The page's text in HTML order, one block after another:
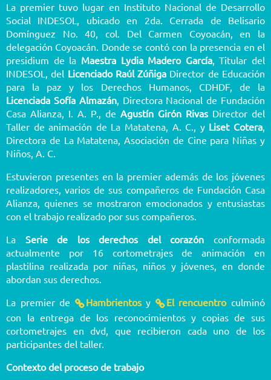
La premier tuvo lugar en Instituto Nacional de Desarrollo
Social INDESOL, ubicado en 2da. Cerrada de Belisario
Domínguez No. 40, col. Del Carmen Coyoacán, en la
delegación Coyoacán. Donde se contó con la presencia en el
presidium de la Maestra Lydia Madero García, Titular del
INDESOL, del Licenciado Raúl Zúñiga Director de Educación
para la paz y los Derechos Humanos, CDHDF, de la
Licenciada Sofía Almazán, Directora Nacional de Fundación
Casa Alianza, I. A. P., de Agustín Girón RivasDirector del
Taller de animación de La Matatena, A. C., y Liset Cotera,
Directora de La Matatena, Asociación de Cine para Niñas y
Niños, A. C.
Estuvieron presentes en la premier además de los jóvenes
realizadores, varios de sus compañeros de Fundación Casa
Alianza, quienes se mostraron emocionados y entusiastas
con el trabajo realizado por sus compañeros.
La Serie de los derechos del corazón conformada
actualmente por 16 cortometrajes de animación en
plastilina realizada por niñas, niños y jóvenes, en donde
abordan sus derechos.
La premier de
Hambrientosy El rencuentroculminó
con la entrega de los reconocimientos y copias de sus
cortometrajes en dvd, que recibieron cada uno de los
participantes del taller.
Contexto del proceso de trabajo